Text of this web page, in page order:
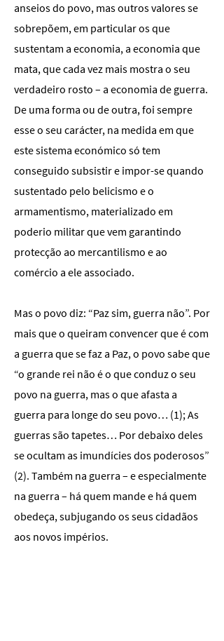
anseios do povo, mas outros valores se
sobrepõem, em particular os que
sustentam a economia, a economia que
mata, que cada vez mais mostra o seu
verdadeiro rosto – a economia de guerra.
De uma forma ou de outra, foi sempre
esse o seu carácter, na medida em que
este sistema económico só tem
conseguido subsistir e impor-se quando
sustentado pelo belicismo e o
armamentismo, materializado em
poderio militar que vem garantindo
protecção ao mercantilismo e ao
comércio a ele associado.
Mas o povo diz: “Paz sim, guerra não”. Por
mais que o queiram convencer que é com
a guerra que se faz a Paz, o povo sabe que
“o grande rei não é o que conduz o seu
povo na guerra, mas o que afasta a
guerra para longe do seu povo… (1); As
guerras são tapetes… Por debaixo deles
se ocultam as imundícies dos poderosos”
(2). Também na guerra – e especialmente
na guerra – há quem mande e há quem
obedeça, subjugando os seus cidadãos
aos novos impérios.